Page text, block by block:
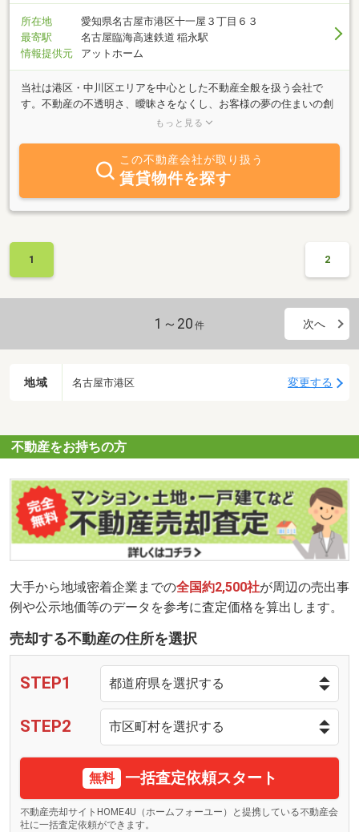
所在地
愛知県名古屋市港区十一屋３丁目６３
最寄駅
名古屋臨海高速鉄道 稲永駅
情報提供元
アットホーム
当社は港区・中川区エリアを中心とした不動産全般を扱う会社で
す。不動産の不透明さ、曖昧さをなくし、お客様の夢の住まいの創
造を一緒にお手伝いさせていただきます。お客様からのご要望、理
イス、最良のご提案をさせていただきます。お客様第一主義の基、
豊富な情報力でお客様のご希望に併せたスピーディな対応を心掛け
ておりますので、お気軽にご相談下さい。
もっと見る
この不動産会社が取り扱う
賃貸物件を探す
1 2
1～20 件 次へ
地域 名古屋市港区 変更する
不動産をお持ちの方
大手から地域密着企業までの全国約2,500社が周辺の売出事
例や公示地価等のデータを参考に査定価格を算出します。
売却する不動産の住所を選択
STEP1
STEP2
無料 一括査定依頼スタート
不動産売却サイトHOME4U（ホームフォーユー）と提携している不動産会
社に一括査定依頼ができます。